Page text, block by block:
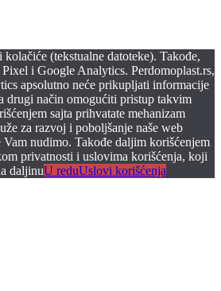
(tekstualne datoteke). Takođe,
i Google Analytics. Perdomoplast.rs,
apsolutno neće prikupljati informacije
drugi način omogućiti pristup takvim
sajta prihvatate mehanizam
za razvoj i poboljšanje naše web
nudimo. Takođe daljim korišćenjem
privatnosti i uslovima korišćenja, koji
daljinuU reduUslovi korišćenja